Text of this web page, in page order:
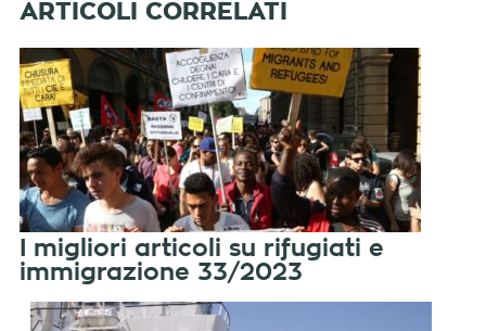
I migliori articoli su rifugiati e
immigrazione 33/2023